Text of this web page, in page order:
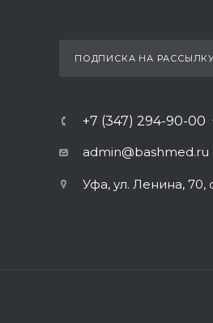
ПОДПИСКА НА РАССЫЛКУ
+7 (347) 294-90-00
admin@bashmed.ru
Уфа, ул. Ленина, 70,